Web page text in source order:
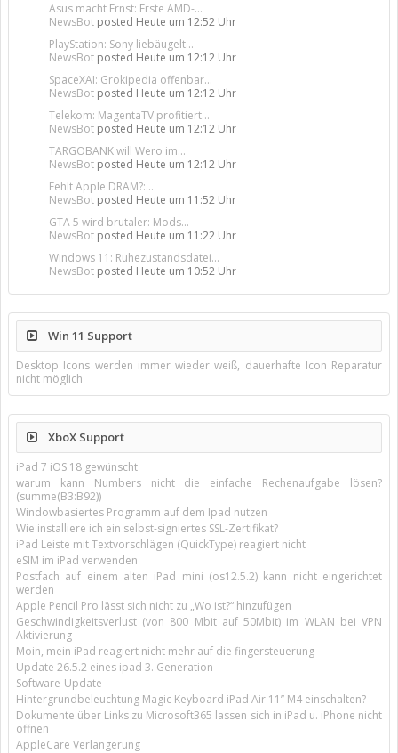
Asus macht Ernst: Erste AMD-...
NewsBot posted Heute um 12:52 Uhr
PlayStation: Sony liebäugelt...
NewsBot posted Heute um 12:12 Uhr
SpaceXAI: Grokipedia offenbar...
NewsBot posted Heute um 12:12 Uhr
Telekom: MagentaTV profitiert...
NewsBot posted Heute um 12:12 Uhr
TARGOBANK will Wero im...
NewsBot posted Heute um 12:12 Uhr
Fehlt Apple DRAM?:...
NewsBot posted Heute um 11:52 Uhr
GTA 5 wird brutaler: Mods...
NewsBot posted Heute um 11:22 Uhr
Windows 11: Ruhezustandsdatei...
NewsBot posted Heute um 10:52 Uhr
Win 11 Support
Desktop Icons werden immer wieder weiß, dauerhafte Icon Reparatur
nicht möglich
XboX Support
iPad 7 iOS 18 gewünscht
warum kann Numbers nicht die einfache Rechenaufgabe lösen?
(summe(B3:B92))
Windowbasiertes Programm auf dem Ipad nutzen
Wie installiere ich ein selbst-signiertes SSL-Zertifikat?
iPad Leiste mit Textvorschlägen (QuickType) reagiert nicht
eSIM im iPad verwenden
Postfach auf einem alten iPad mini (os12.5.2) kann nicht eingerichtet
werden
Apple Pencil Pro lässt sich nicht zu „Wo ist?“ hinzufügen
Geschwindigkeitsverlust (von 800 Mbit auf 50Mbit) im WLAN bei VPN
Aktivierung
Moin, mein iPad reagiert nicht mehr auf die fingersteuerung
Update 26.5.2 eines ipad 3. Generation
Software-Update
Hintergrundbeleuchtung Magic Keyboard iPad Air 11’’ M4 einschalten?
Dokumente über Links zu Microsoft365 lassen sich in iPad u. iPhone nicht
öffnen
AppleCare Verlängerung